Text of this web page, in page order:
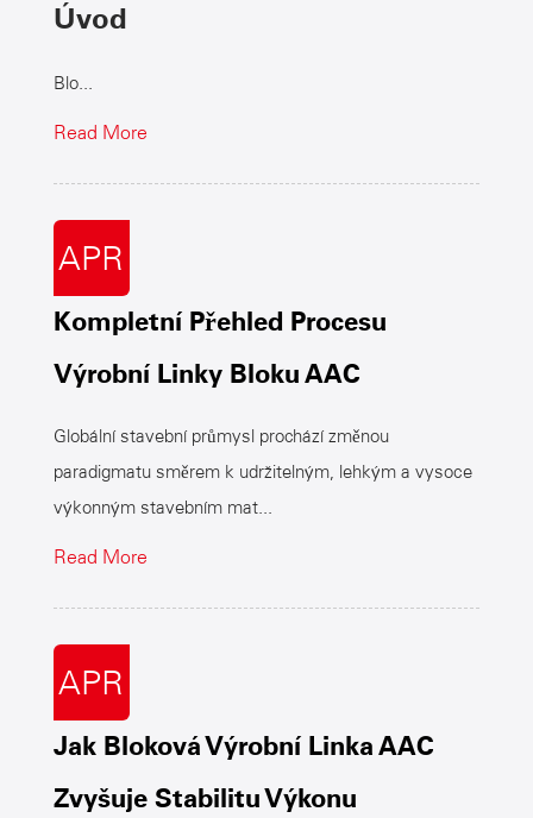
Úvod
Blo...
Read More
APR
Kompletní Přehled Procesu
Výrobní Linky Bloku AAC
Globální stavební průmysl prochází změnou
paradigmatu směrem k udržitelným, lehkým a vysoce
výkonným stavebním mat...
Read More
APR
Jak Bloková Výrobní Linka AAC
Zvyšuje Stabilitu Výkonu